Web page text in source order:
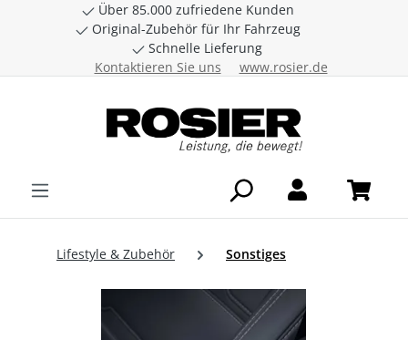
Zum Hauptinhalt springen
Über 85.000 zufriedene Kunden
Original-Zubehör für Ihr Fahrzeug
Schnelle Lieferung
Kontaktieren Sie uns
www.rosier.de
Lifestyle & Zubehör Sonstiges